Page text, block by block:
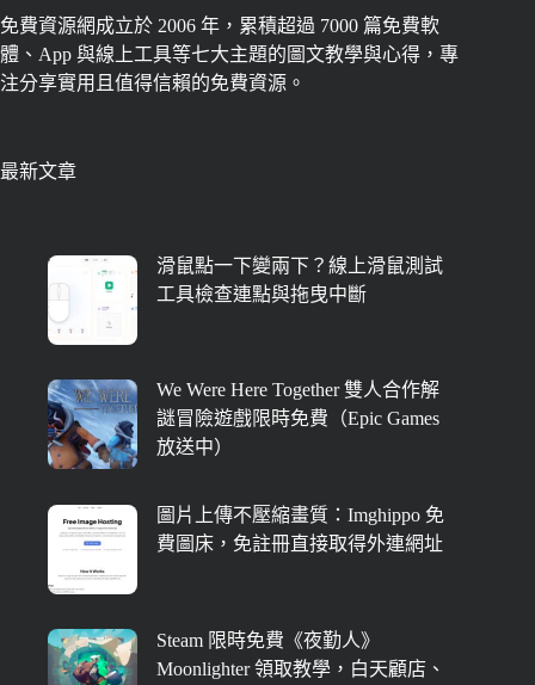
免費資源網成立於 2006 年，累積超過 7000 篇免費軟
體、App 與線上工具等七大主題的圖文教學與心得，專
注分享實用且值得信賴的免費資源。
最新文章
滑鼠點一下變兩下？線上滑鼠測試
工具檢查連點與拖曳中斷
We Were Here Together 雙人合作解
謎冒險遊戲限時免費（Epic Games
放送中）
圖片上傳不壓縮畫質：Imghippo 免
費圖床，免註冊直接取得外連網址
Steam 限時免費《夜勤人》
Moonlighter 領取教學，白天顧店、